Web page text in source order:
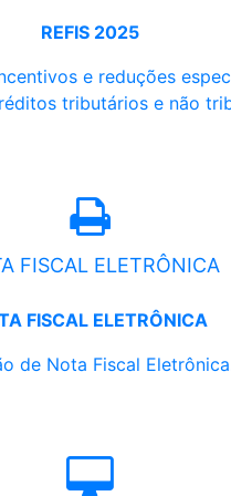
REFIS 2025
e reduções
tributários e não
FISCAL ELETRÔNICA
FISCAL ELETRÔNICA
de Nota Fiscal